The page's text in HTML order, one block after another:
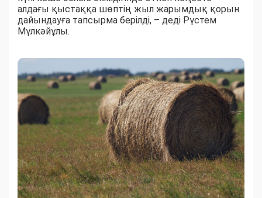
алдағы қыстаққа шөптің жыл жарымдық қорын
дайындауға тапсырма берілді, – деді Рүстем
Мүлкәйұлы.